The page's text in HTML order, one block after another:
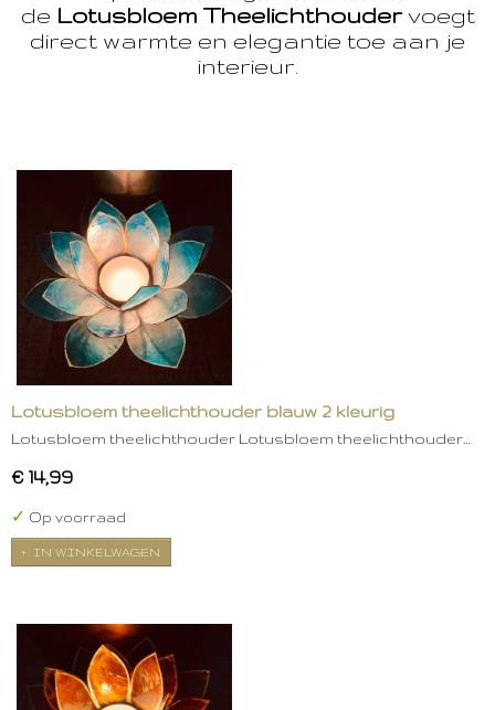
de Lotusbloem Theelichthoudervoegt
direct warmte en elegantie toe aan je
interieur.
Lotusbloem theelichthouder blauw 2 kleurig
Lotusbloem theelichthouder Lotusbloem theelichthouder…
€ 14,99
✓ Op voorraad
IN WINKELWAGEN